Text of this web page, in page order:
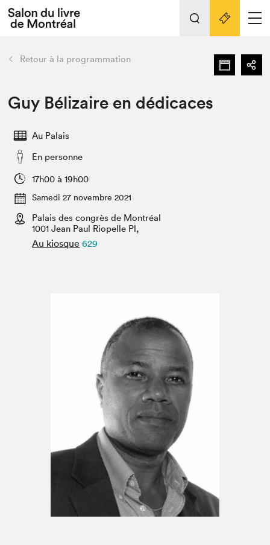
Espace médias
Espace exposant⋅e⋅s
Tout sur l'édition 2022
Actualités
Vidéos et Balados
Club de lecture Braindate
retour Nos activités
Édition 2022
Planifier sa visite
Projets partenaires 2022
Archives
Liens pratiques
Retour à la programmation
Guy Bélizaire en dédicaces
Au Palais
En personne
17h00 à 19h00
Samedi 27 novembre 2021
Palais des congrès de Montréal
1001 Jean Paul Riopelle Pl,
Au kiosque 629